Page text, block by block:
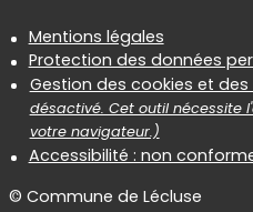
Informations
Mentions légales
Protection des données
Gestion des cookies et des
désactivé. Cet outil nécessite
votre navigateur.)
Accessibilité : non
© Commune de Lécluse